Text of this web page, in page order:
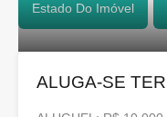
Estado Do Imóvel
ALUGA-SE